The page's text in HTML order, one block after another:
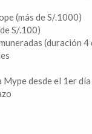
(más de S/.1000)
S/.100)
(duración 4
desde el 1er